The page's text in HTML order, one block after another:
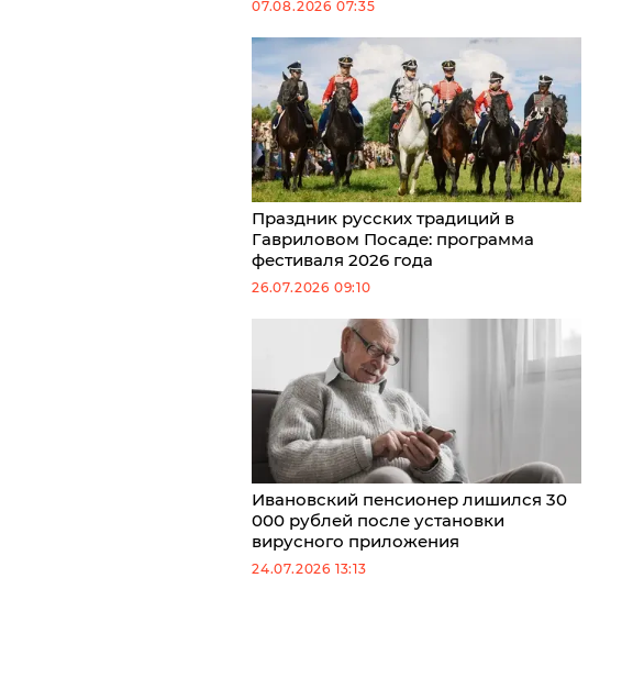
07.08.2026 07:35
Праздник русских традиций в
Гавриловом Посаде: программа
фестиваля 2026 года
26.07.2026 09:10
Ивановский пенсионер лишился 30
000 рублей после установки
вирусного приложения
24.07.2026 13:13